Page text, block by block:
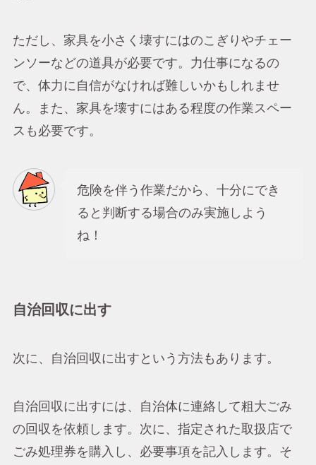
ただし、家具を小さく壊すにはのこぎりやチェー
ンソーなどの道具が必要です。力仕事になるの
で、体力に自信がなければ難しいかもしれませ
ん。また、家具を壊すにはある程度の作業スペー
スも必要です。
危険を伴う作業だから、十分にでき
ると判断する場合のみ実施しよう
ね！
自治回収に出す
次に、自治回収に出すという方法もあります。
自治回収に出すには、自治体に連絡して粗大ごみ
の回収を依頼します。次に、指定された取扱店で
ごみ処理券を購入し、必要事項を記入します。そ